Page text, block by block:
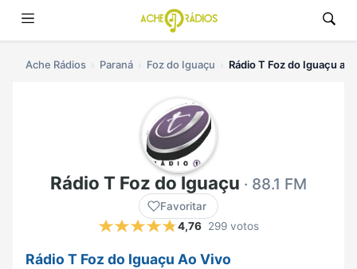
Ache Rádios Paraná Foz do Iguaçu Rádio T Foz do Iguaçu ao
Rádio T Foz do Iguaçu · 88.1 FM
Favoritar
4,76 299 votos
Rádio T Foz do Iguaçu Ao Vivo